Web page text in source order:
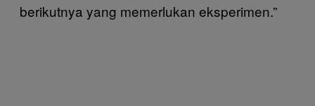
berikutnya yang memerlukan eksperimen.”